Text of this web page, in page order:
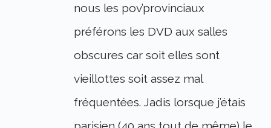
nous les pov’provinciaux
préférons les DVD aux salles
obscures car soit elles sont
vieillottes soit assez mal
fréquentées. Jadis lorsque j’étais